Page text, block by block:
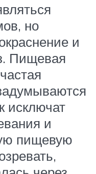
но
и
Пищевая
исключат
и
пищевую